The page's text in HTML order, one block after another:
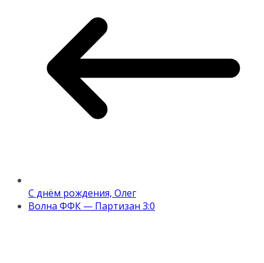
С днём рождения, Олег
Волна ФФК — Партизан 3:0